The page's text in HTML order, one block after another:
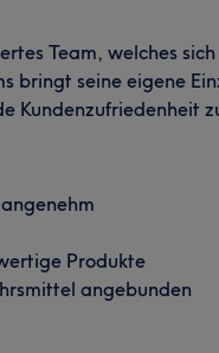
Team, welches
bringt seine eigene
Kundenzufriedenheit
Produkte
angebunden